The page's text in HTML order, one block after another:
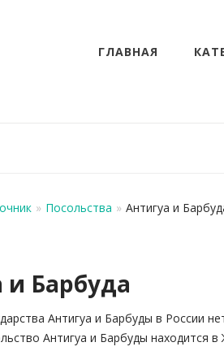
ГЛАВНАЯ
» Посольства » Антигуа и
и Барбуда
Антигуа и Барбуды в России
Антигуа и Барбуды находится